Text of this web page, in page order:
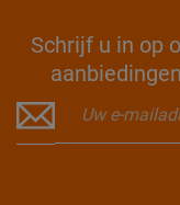
Schrijf u in op